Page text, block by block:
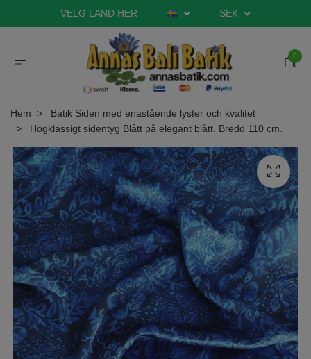
VELG LAND HER SEK
0
Hem
Batik Siden med enastående lyster och kvalitet
Högklassigt sidentyg Blått på elegant blått. Bredd 110 cm.